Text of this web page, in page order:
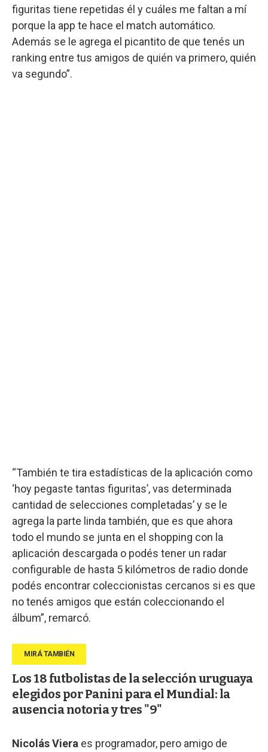
figuritas tiene repetidas él y cuáles me faltan a mí
porque la app te hace el match automático.
Además se le agrega el picantito de que tenés un
ranking entre tus amigos de quién va primero, quién
va segundo”.
“También te tira estadísticas de la aplicación como
‘hoy pegaste tantas figuritas’, vas determinada
cantidad de selecciones completadas’ y se le
agrega la parte linda también, que es que ahora
todo el mundo se junta en el shopping con la
aplicación descargada o podés tener un radar
configurable de hasta 5 kilómetros de radio donde
podés encontrar coleccionistas cercanos si es que
no tenés amigos que están coleccionando el
álbum”, remarcó.
Los 18 futbolistas de la selección uruguaya
elegidos por Panini para el Mundial: la
ausencia notoria y tres "9"
Nicolás Viera es programador, pero amigo de